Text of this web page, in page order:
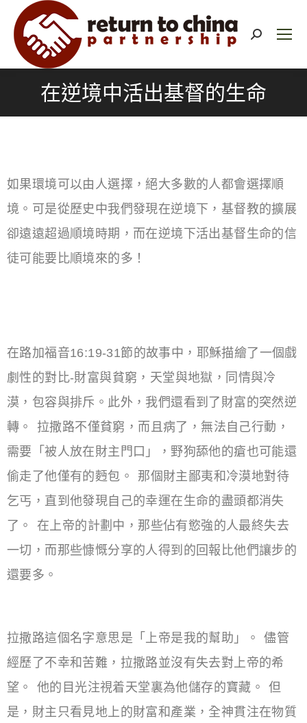
在逆境中活出基督的生命
如果環境可以由人選擇，絕大多數的人都會選擇順
境。可是從歷史中我們發現在逆境下，基督教的擴展
卻遠遠超過順境時期，而在逆境下活出基督生命的信
徒可能要比順境來的多！
在路加福音16:19-31節的故事中，耶穌描繪了一個戲
劇性的對比-財富與貧窮，天堂與地獄，同情與冷
漠，包容與排斥。此外，我們還看到了財富的突然逆
轉。 拉撒路不僅貧窮，而且病了，無法自己行動，
需要「被人放在財主門口」，野狗舔他的瘡也可能還
偷走了他僅有的麪包。 那個財主鄙夷和冷漠地對待
乞丐，直到他發現自己的幸運在生命的盡頭都消失
了。 在上帝的計劃中，那些佔有慾強的人最終失去
一切，而那些慷慨分享的人得到的回報比他們讓步的
還要多。
拉撒路這個名字意思是「上帝是我的幫助」。 儘管
經歷了不幸和苦難，拉撒路並沒有失去對上帝的希
望。 他的目光注視着天堂裏為他儲存的寶藏。 但
是，財主只看見地上的財富和產業，全神貫注在物質